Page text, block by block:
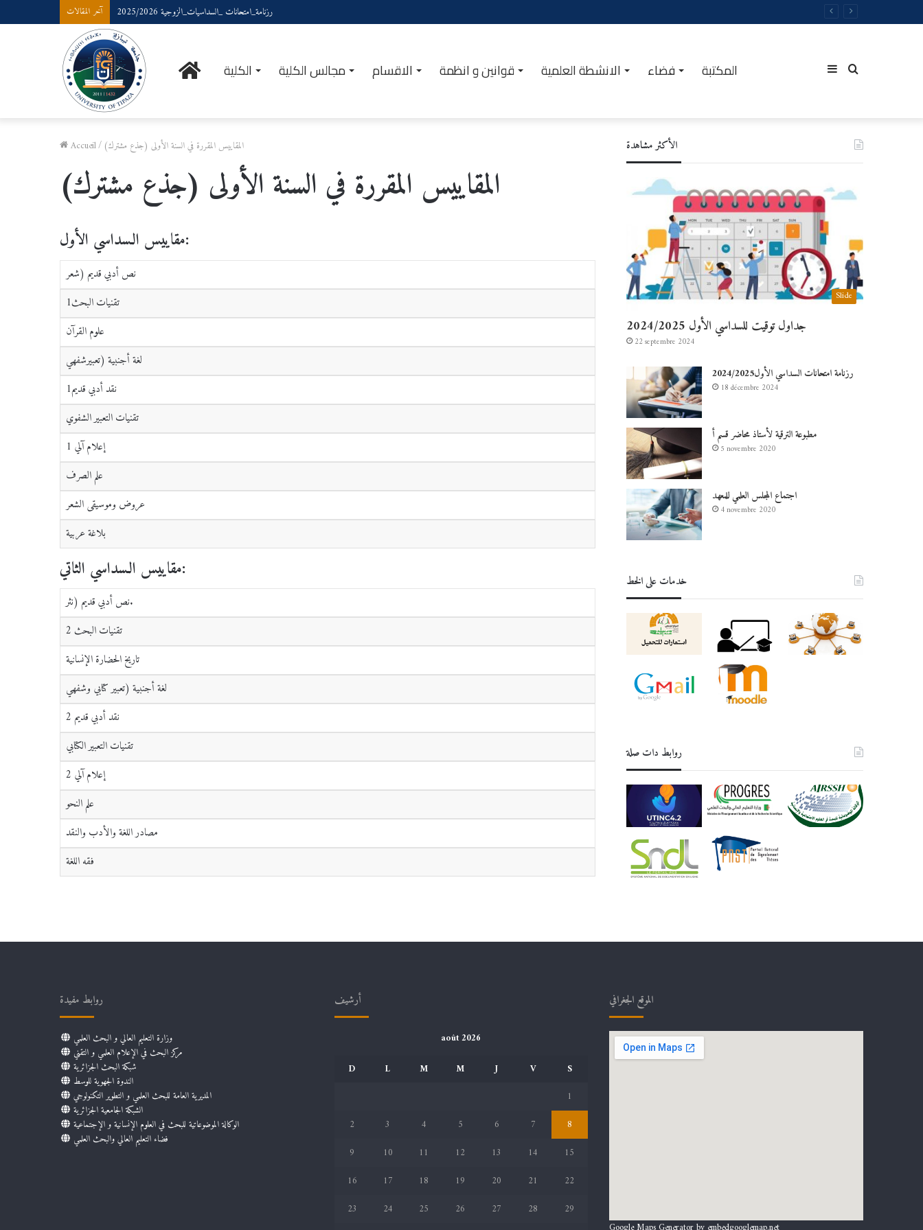
آخر المقالات رزنامة_امتحانات _السداسيات_الزوجية 2025/2026
الرئيسيةالكلية مجالس الكلية الاقسام قوانين و انظمة الانشطة العلمية فضاء المكتبة Rechercher
Sidebar
(barre
latérale)
Accueil/ المقاييس المقررة في السنة الأولى (جذع مشترك)
المقاييس المقررة في السنة الأولى (جذع مشترك)
مقاييس الـسداسي الأول:
نص أدبي قديم (شعر
تقنيات البحث1
علوم القرآن
نقد أدبي قديم1
تقنيات التعبير الشفوي
إعلام آلي 1
علم الصرف
عروض وموسيقى الشعر
بلاغة عربية
مقاييس الـسداسي الثاتي:
نص أدبي قديم (نثر.
تقنيات البحث 2
تاريخ الحضارة الإنسانية
نقد أدبي قديم 2
تقنيات التعبير الكتابي
إعلام آلي 2
علم النحو
فقه اللغة
الأكثر مشاهدة
Slide
جداول توقيت للسداسي الأول 2024/2025
22 septembre 2024
رزنامة امتحانات السداسي الأول2024/2025
18 décembre 2024
مطبوعة الترقية لأستاذ محاضر قسم أ
5 novembre 2020
اجتماع المجلس العلمي للمعهد
4 novembre 2020
خدمات على الخط
روابط دات صلة
روابط مفيدة
وزارة التعليم العالي و البحث العلمي
مركز البحث في الإعلام العلمي و التقني
شبكة البحث الجزائرية
الندوة الجهوية للوسط
المديرية العامة للبحث العلمي و التطوير التكنولوجي
الشبكة الجامعية الجزائرية
الوكالة الموضوعاتية للبحث في العلوم الإنسانية و الإجتماعية
فضاء التعليم العالي والبحث العلمي
أرشيف
août 2026
D
L M M J V
S
1
2
3 4 5 6 7
8
9
10 11 12 13 14
15
16
17 18 19 20 21
22
23
24 25 26 27 28
29
الموقع الجغرافي